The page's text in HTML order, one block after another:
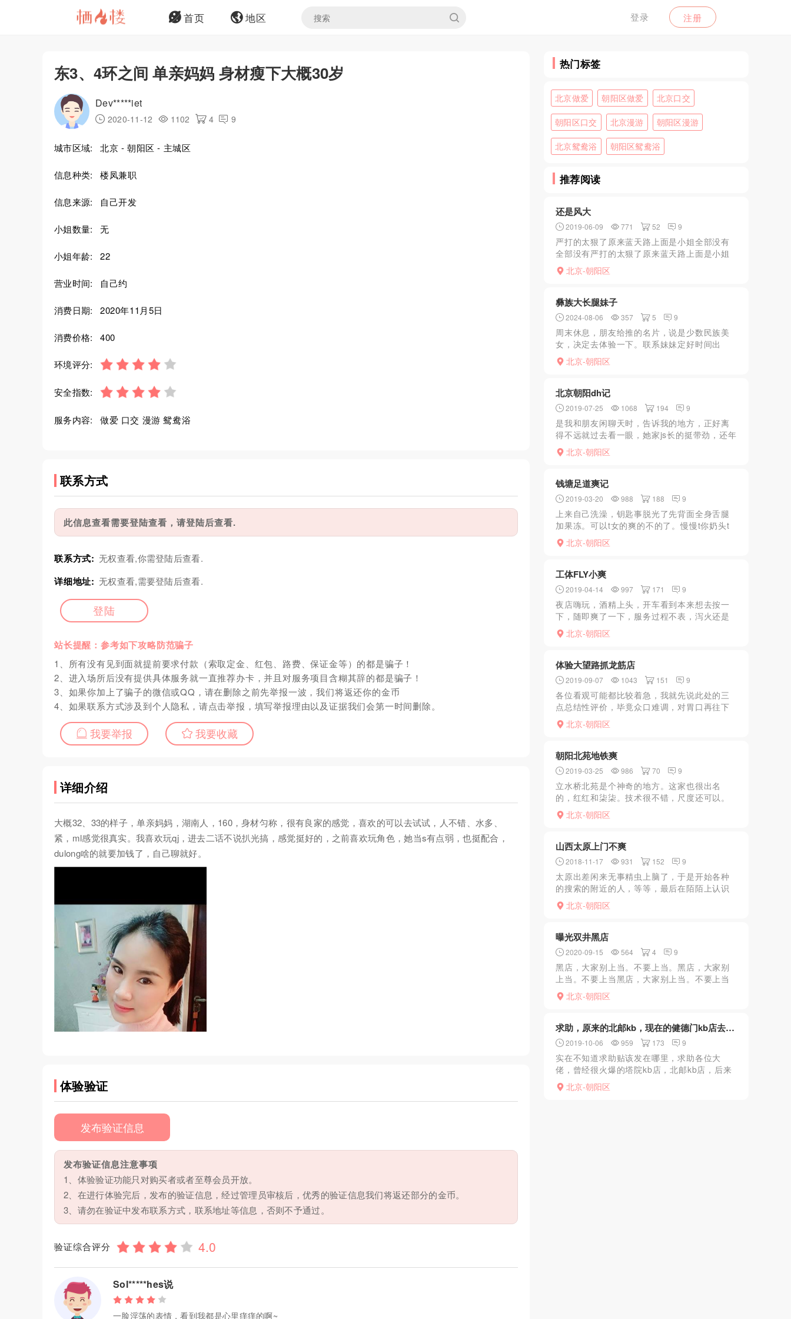
登录 注册
首页 地区
东3、4环之间 单亲妈妈 身材瘦下大概30岁
Dev*****iet
2020-11-12 1102 4 9
城市区域: 北京 - 朝阳区 - 主城区
信息种类: 楼凤兼职
信息来源: 自己开发
小姐数量: 无
小姐年龄: 22
营业时间: 自己约
消费日期: 2020年11月5日
消费价格: 400
环境评分:
安全指数:
服务内容: 做爱 口交 漫游 鸳鸯浴
联系方式
此信息查看需要登陆查看，请登陆后查看.
联系方式: 无权查看,你需登陆后查看.
详细地址: 无权查看,需要登陆后查看.
登陆
站长提醒：参考如下攻略防范骗子
1、所有没有见到面就提前要求付款（索取定金、红包、路费、保证金等）的都是骗子！
2、进入场所后没有提供具体服务就一直推荐办卡，并且对服务项目含糊其辞的都是骗子！
3、如果你加上了骗子的微信或QQ，请在删除之前先举报一波，我们将返还你的金币
4、如果联系方式涉及到个人隐私，请点击举报，填写举报理由以及证据我们会第一时间删除。
我要举报 我要收藏
详细介绍
大概32、33的样子，单亲妈妈，湖南人，160，身材匀称，很有良家的感觉，喜欢的可以去试试，人不错、水多、
紧，ml感觉很真实。我喜欢玩qj，进去二话不说扒光搞，感觉挺好的，之前喜欢玩角色，她当s有点弱，也挺配合，
dulong啥的就要加钱了，自己聊就好。
体验验证
发布验证信息
发布验证信息注意事项
1、体验验证功能只对购买者或者至尊会员开放。
2、在进行体验完后，发布的验证信息，经过管理员审核后，优秀的验证信息我们将返还部分的金币。
3、请勿在验证中发布联系方式，联系地址等信息，否则不予通过。
验证综合评分
Sol*****hes说
一脸淫荡的表情，看到我都是心里痒痒的啊~
热门标签
北京做爱 朝阳区做爱 北京口交
朝阳区口交 北京漫游 朝阳区漫游
北京鸳鸯浴 朝阳区鸳鸯浴
推荐阅读
还是风大
2019-06-09 771 52 9
严打的太狠了原来蓝天路上面是小姐全部没有
全部没有严打的太狠了原来蓝天路上面是小姐
全部没有全部没有严打的太狠了原来蓝天路上
面是小姐全部没有全部没有严打的太狠了原来
北京-朝阳区
彝族大长腿妹子
2024-08-06 357 5 9
周末休息，朋友给推的名片，说是少数民族美
女，决定去体验一下。联系妹妹定好时间出
发。一进门穿好丝袜，抹胸短裙。脱下衣服先
去冲洗，回来趴在床上，后背按摩放松了十分
北京-朝阳区
北京朝阳dh记
2019-07-25 1068 194 9
是我和朋友闲聊天时，告诉我的地方，正好离
得不远就过去看一眼，她家js长的挺带劲，还年
轻，大学生也有，穿的暴露不说，说话也待着
那个浪劲，正戏前还有鸳鸯浴，喜好制服诱
北京-朝阳区
钱塘足道爽记
2019-03-20 988 188 9
上来自己洗澡，钥匙事脱光了先背面全身舌腿
加果冻。可以t女的爽的不的了。慢慢t你奶头t
蛋蛋，拿了2杯水，轮流2重天，可以站着让她
t，最后放屁股上给你推土，有房精油。时间没
北京-朝阳区
工体FLY小爽
2019-04-14 997 171 9
夜店嗨玩，酒精上头，开车看到本来想去按一
下，随即爽了一下，服务过程不表，泻火还是
不错的
北京-朝阳区
体验大望路抓龙筋店
2019-09-07 1043 151 9
各位看观可能都比较着急，我就先说此处的三
点总结性评价，毕竟众口难调，对胃口再往下
细细品味1。货可对版，照片所见即所得，偏差
不大。服务不缩水，不多也不少。没有惊喜，
北京-朝阳区
朝阳北苑地铁爽
2019-03-25 986 70 9
立水桥北苑是个神奇的地方。这家也很出名
的，红红和柒柒。技术很不错，尺度还可以。
最喜欢鉆在胯下吃鸡巴，非常爽。其实就是为
了最后射在她嘴里。有一个去了几次，同意颜
北京-朝阳区
山西太原上门不爽
2018-11-17 931 152 9
太原出差闲来无事精虫上脑了，于是开始各种
的搜索的附近的人，等等，最后在陌陌上认识
的一个鸡头，于是就约了一个，然后满心忐忑
不安，害怕仙人跳什么的，于是酒店大堂等观
北京-朝阳区
曝光双井黑店
2020-09-15 564 4 9
黑店，大家别上当。不要上当。黑店，大家别
上当。不要上当黑店，大家别上当。不要上当
黑店，大家别上当。不要上当黑店，大家别上
当。不要上当
北京-朝阳区
求助，原来的北邮kb，现在的健德门kb店去哪里了？
2019-10-06 959 173 9
实在不知道求助贴该发在哪里，求助各位大
佬，曾经很火爆的塔院kb店，北邮kb店，后来
搬到健德门，7月去的时候贴了封条，老板也联
系不上，有没有了解的大哥给说说新地址或者
北京-朝阳区